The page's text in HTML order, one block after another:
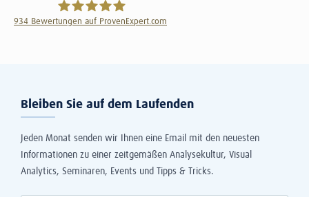
934 Bewertungen auf ProvenExpert.com
Bleiben Sie auf dem Laufenden
Jeden Monat senden wir Ihnen eine Email mit den neuesten
Informationen zu einer zeitgemäßen Analysekultur, Visual
Analytics, Seminaren, Events und Tipps & Tricks.